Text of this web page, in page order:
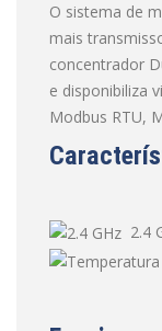
O sistema de
mais
concentrador
e disponibiliza
Modbus RTU,